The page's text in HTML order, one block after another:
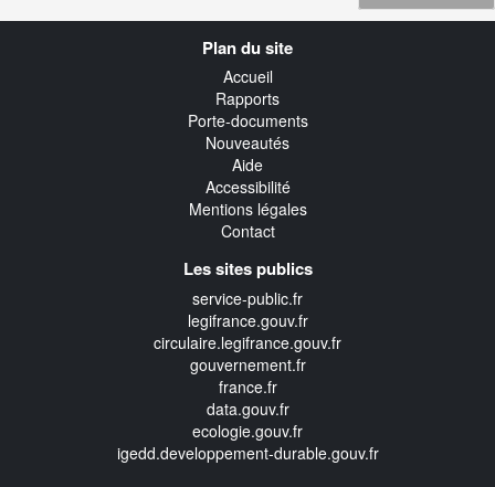
Plan du site
Accueil
Rapports
Porte-documents
Nouveautés
Aide
Accessibilité
Mentions légales
Contact
Les sites publics
service-public.fr
legifrance.gouv.fr
circulaire.legifrance.gouv.fr
gouvernement.fr
france.fr
data.gouv.fr
ecologie.gouv.fr
igedd.developpement-durable.gouv.fr